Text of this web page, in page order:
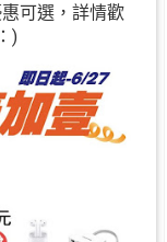
可選，詳情歡
)